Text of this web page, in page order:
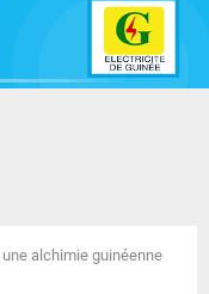
alchimie guinéenne